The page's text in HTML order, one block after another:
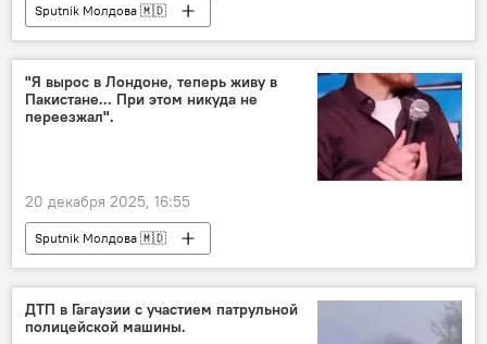
Sputnik Молдова 🇲🇩
"Я вырос в Лондоне, теперь живу в
Пакистане... При этом никуда не
переезжал".
20 декабря 2025, 16:55
Sputnik Молдова 🇲🇩
ДТП в Гагаузии с участием патрульной
полицейской машины.